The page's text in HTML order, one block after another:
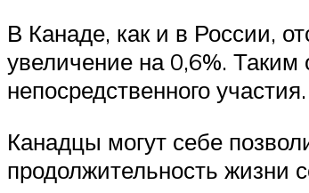
В Канаде, как и в России,
увеличение на 0,6%. Таким
непосредственного участия.
Канадцы могут себе
продолжительность жизни